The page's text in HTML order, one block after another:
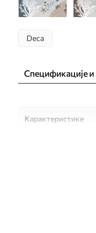
Deca
Спецификације и
Карактеристике